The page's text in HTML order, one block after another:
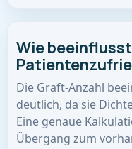
Wie
Die Graft-Anzahl
deutlich, da sie
Eine genaue
Übergang zum